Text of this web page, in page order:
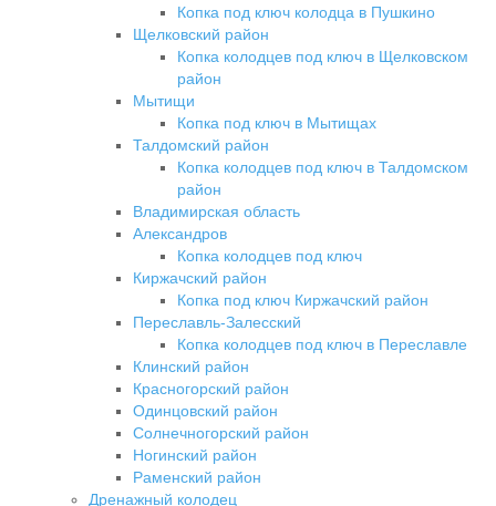
Копка под ключ колодца в Пушкино
Щелковский район
Копка колодцев под ключ в Щелковском
район
Мытищи
Копка под ключ в Мытищах
Талдомский район
Копка колодцев под ключ в Талдомском
район
Владимирская область
Александров
Копка колодцев под ключ
Киржачский район
Копка под ключ Киржачский район
Переславль-Залесский
Копка колодцев под ключ в Переславле
Клинский район
Красногорский район
Одинцовский район
Солнечногорский район
Ногинский район
Раменский район
Дренажный колодец